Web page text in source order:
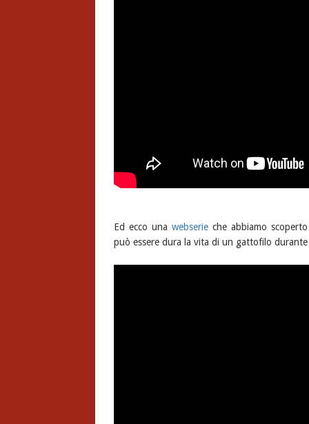
Ed ecco una webserieche abbiamo
può essere dura la vita di un gattofilo